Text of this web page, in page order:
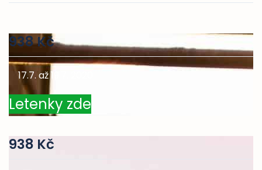
938 Kč
17.7. až 19.7. 2020
Letenky zde
938 Kč